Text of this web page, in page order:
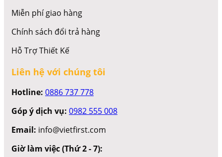
Miễn phí giao hàng
Chính sách đổi trả hàng
Hỗ Trợ Thiết Kế
Liên hệ với chúng tôi
Hotline: 0886 737 778
Góp ý dịch vụ: 0982 555 008
Email: info@vietfirst.com
Giờ làm việc (Thứ 2 - 7):